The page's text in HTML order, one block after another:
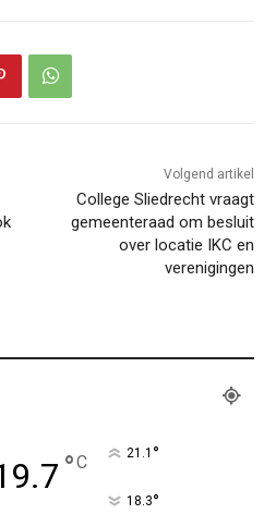
Volgend artikel
College Sliedrecht vraagt
gemeenteraad om besluit
over locatie IKC en
verenigingen
°C 21.1 °
18.3°